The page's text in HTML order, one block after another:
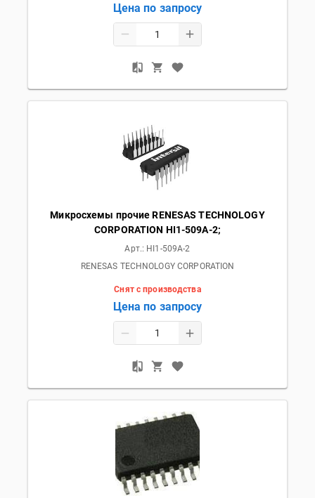
Цена по запросу
Микросхемы прочие RENESAS TECHNOLOGY
CORPORATION HI1-509A-2;
Арт.: HI1-509A-2
RENESAS TECHNOLOGY CORPORATION
Снят с производства
Цена по запросу